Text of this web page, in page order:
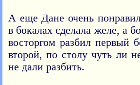
А еще Дане очень
в бокалах сделала желе, а
восторгом разбил первый
второй, по столу чуть ли
не дали разбить.